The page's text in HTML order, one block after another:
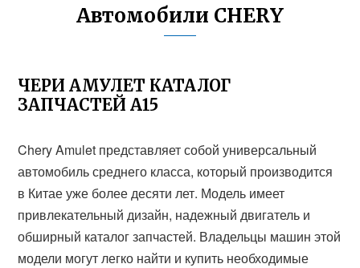
Автомобили CHERY
ЧЕРИ АМУЛЕТ КАТАЛОГ
ЗАПЧАСТЕЙ А15
Chery Amulet представляет собой универсальный
автомобиль среднего класса, который производится
в Китае уже более десяти лет. Модель имеет
привлекательный дизайн, надежный двигатель и
обширный каталог запчастей. Владельцы машин этой
модели могут легко найти и купить необходимые